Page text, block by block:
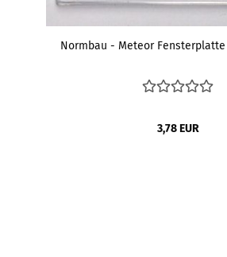
Normbau - Meteor Fensterplatte
3,78 EUR